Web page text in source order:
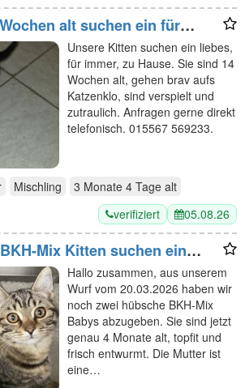
alt suchen ein für
Unsere Kitten suchen ein liebes,
für immer, zu Hause. Sie sind 14
Wochen alt, gehen brav aufs
Katzenklo, sind verspielt und
zutraulich. Anfragen gerne direkt
telefonisch. 015567 569233.
Mischling 3 Monate 4 Tage alt
verifiziert 05.08.26
Mix Kitten suchen ein
Hallo zusammen, aus unserem
Wurf vom 20.03.2026 haben wir
noch zwei hübsche BKH-Mix
Babys abzugeben. Sie sind jetzt
genau 4 Monate alt, topfit und
frisch entwurmt. Die Mutter ist
eine…